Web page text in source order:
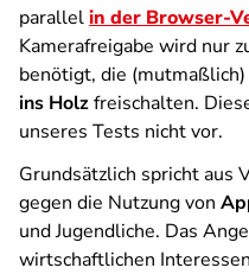
parallelin der Browser-
Kamerafreigabe wird nur
benötigt, die
ins Holzfreischalten.
unseres Tests nicht vor.
Grundsätzlich spricht aus
gegen die Nutzung von
und Jugendliche. Das
wirtschaftlichen